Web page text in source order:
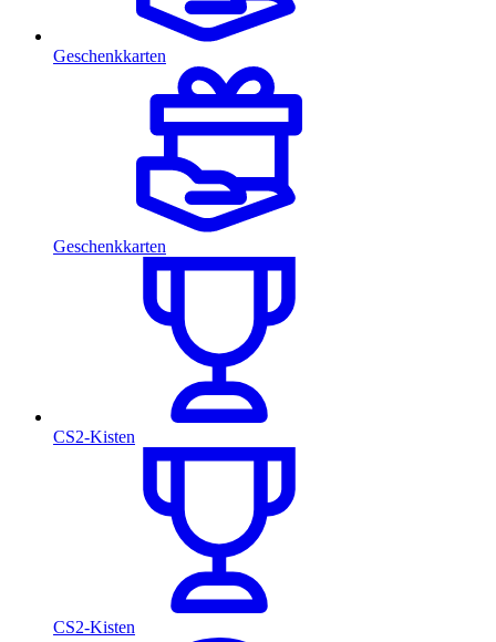
Geschenkkarten
Geschenkkarten
CS2-Kisten
CS2-Kisten